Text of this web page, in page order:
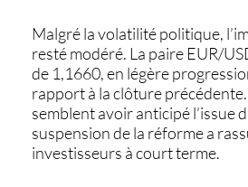
Malgré la volatilité politique,
resté modéré. La paireEUR/
de 1,1660, en légère
rapport à la clôture
semblent avoir anticipé l’issue
suspension de la réforme a
investisseurs à court terme.